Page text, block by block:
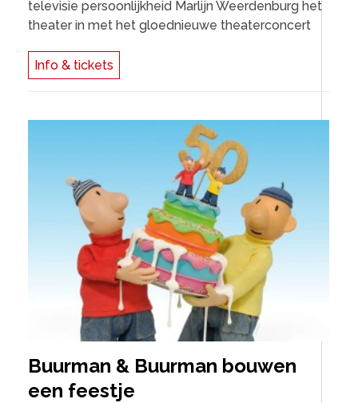
televisie persoonlijkheid Marlijn Weerdenburg het
theater in met het gloednieuwe theaterconcert
Info & tickets
Buurman & Buurman bouwen
een feestje